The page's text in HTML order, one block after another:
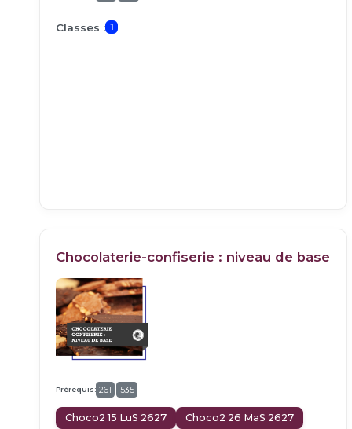
Classes : 1
Chocolaterie-confiserie : niveau de base
Prérequis: 261 535
Choco2 15 LuS 2627 Choco2 26 MaS 2627